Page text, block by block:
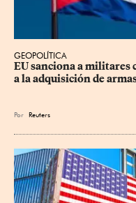
GEOPOLÍTICA
EU sanciona a militares
a la adquisición de
Por Reuters